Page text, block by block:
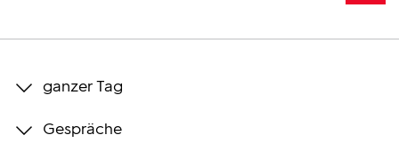
Bilder
ganzer Tag
Gespräche